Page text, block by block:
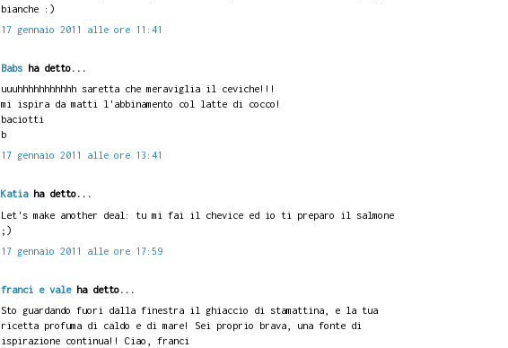
bianche :)
17 gennaio 2011 alle ore 11:41
Babsha detto...
uuuhhhhhhhhhhh saretta che meraviglia il ceviche!!!
mi ispira da matti l'abbinamento col latte di cocco!
baciotti
b
17 gennaio 2011 alle ore 13:41
Katiaha detto...
Let's make another deal: tu mi fai il chevice ed io ti preparo il salmone
;)
17 gennaio 2011 alle ore 17:59
franci e valeha detto...
Sto guardando fuori dalla finestra il ghiaccio di stamattina, e la tua
ricetta profuma di caldo e di mare! Sei proprio brava, una fonte di
ispirazione continua!! Ciao, franci